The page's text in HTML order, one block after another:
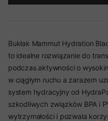
Bukłak Mammut Hydration
to idealne rozwiązanie do
podczas aktywności o
w ciągłym ruchu a zarazem
system hydracyjny od
szkodliwych związków BPA i
wytrzymałości i pozwala